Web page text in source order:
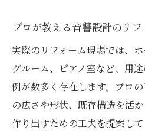
プロが教える音響設計のリ
実際のリフォーム現場では、
グルーム、ピアノ室など、用
例が数多く存在します。プロ
の広さや形状、既存構造を活
作り出すための工夫を提案して